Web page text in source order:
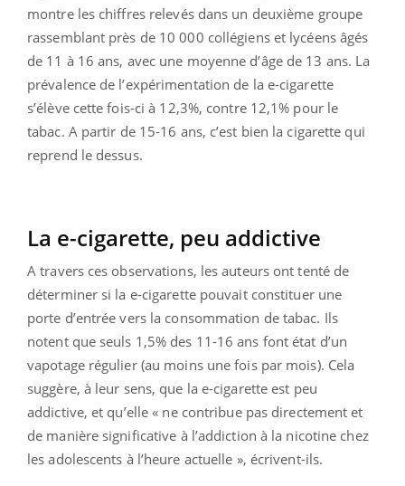
montre les chiffres relevés dans un deuxième groupe
rassemblant près de 10 000 collégiens et lycéens âgés
de 11 à 16 ans, avec une moyenne d’âge de 13 ans. La
prévalence de l’expérimentation de la e-cigarette
s’élève cette fois-ci à 12,3%, contre 12,1% pour le
tabac. A partir de 15-16 ans, c’est bien la cigarette qui
reprend le dessus.
La e-cigarette, peu addictive
A travers ces observations, les auteurs ont tenté de
déterminer si la e-cigarette pouvait constituer une
porte d’entrée vers la consommation de tabac. Ils
notent que seuls 1,5% des 11-16 ans font état d’un
vapotage régulier (au moins une fois par mois). Cela
suggère, à leur sens, que la e-cigarette est peu
addictive, et qu’elle « ne contribue pas directement et
de manière significative à l’addiction à la nicotine chez
les adolescents à l’heure actuelle », écrivent-ils.